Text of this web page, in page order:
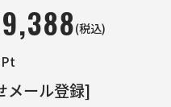
(税込)
Pt
メール登録]